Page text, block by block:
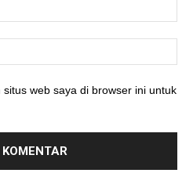
web saya di browser ini untuk